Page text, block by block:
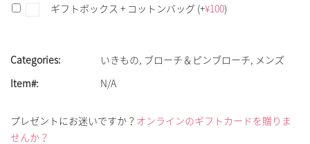
ギフトボックス + コットンバッグ (+¥100)
Categories: いきもの, ブローチ＆ピンブローチ, メンズ
Item#:
N/A
プレゼントにお迷いですか？ オンラインのギフトカードを贈りま
せんか？